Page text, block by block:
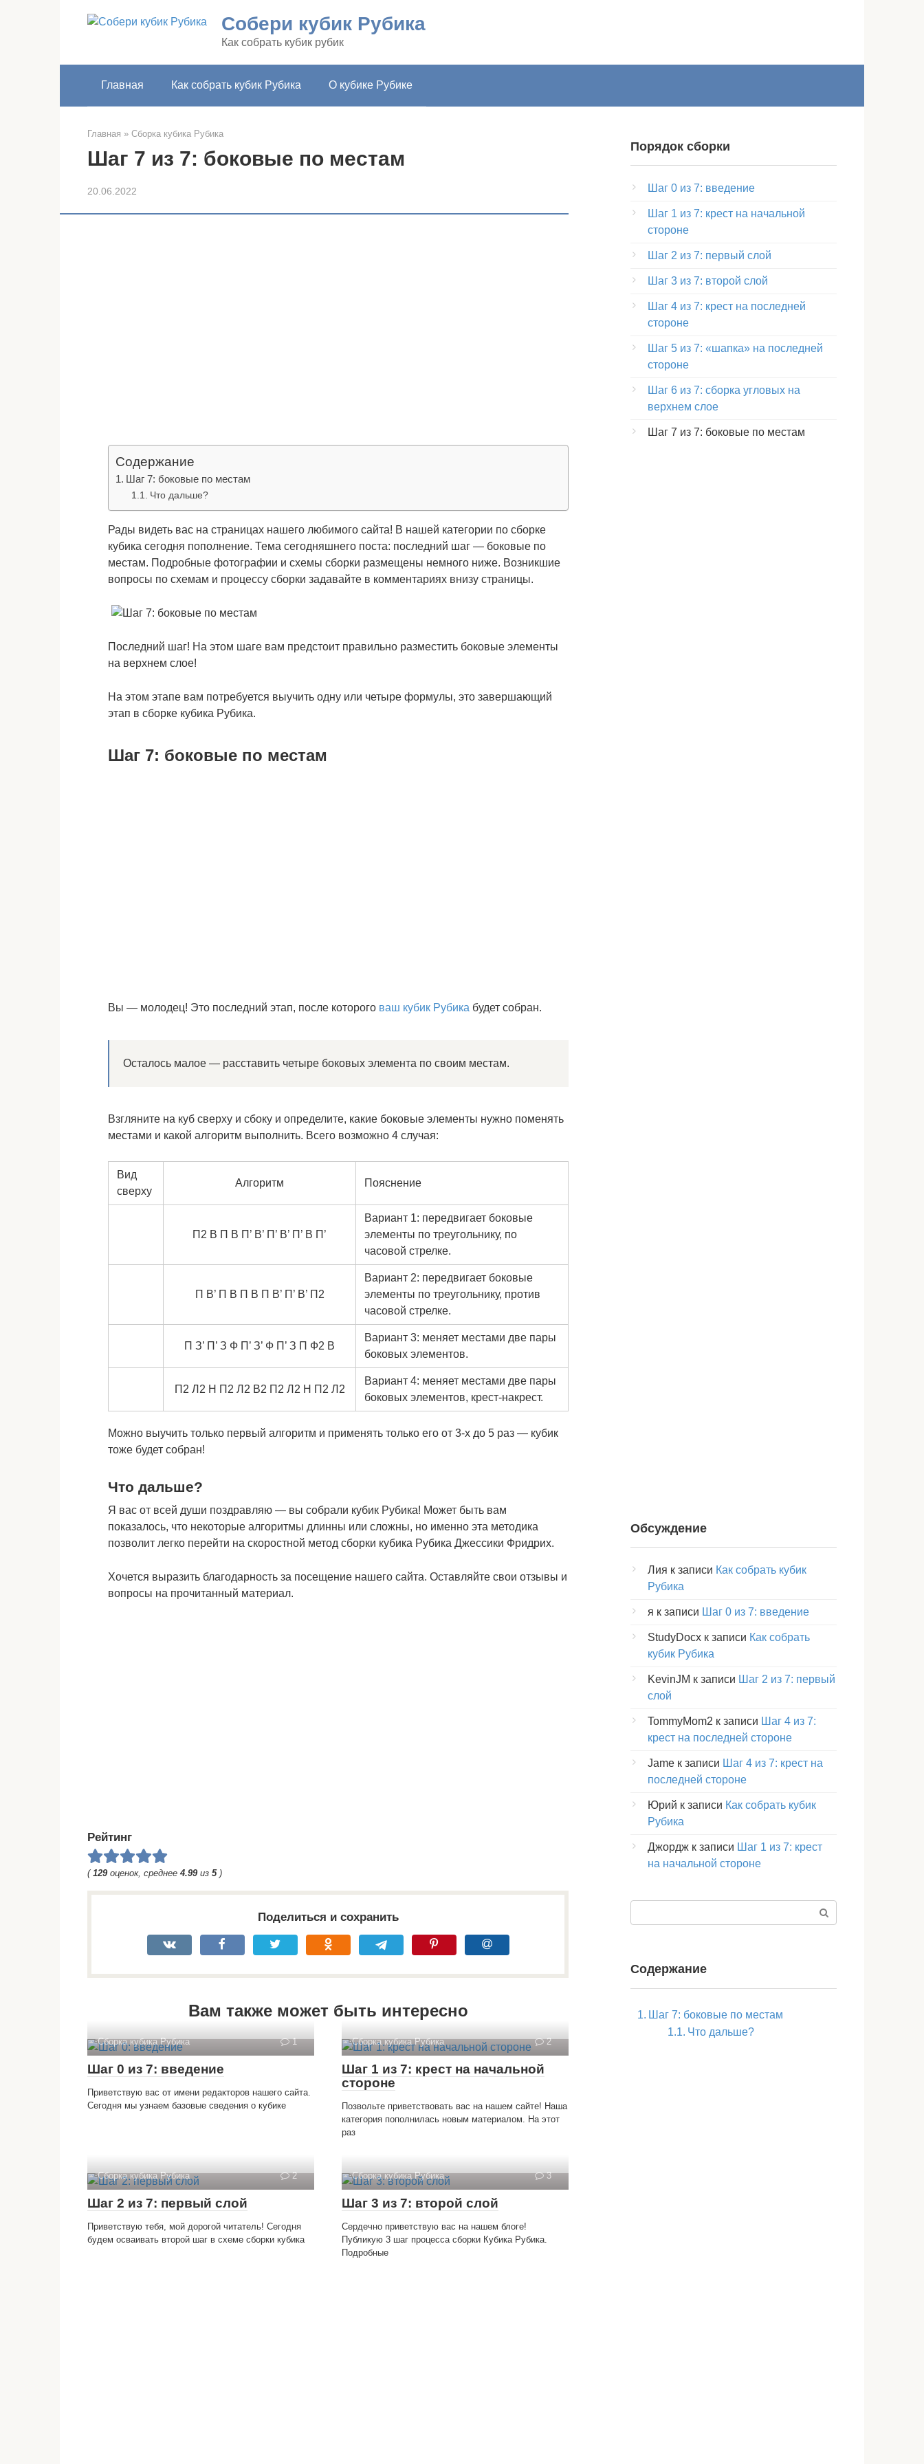
Собери кубик Рубика
Как собрать кубик рубик
Главная Как собрать кубик Рубика О кубике Рубике
Главная » Сборка кубика Рубика
Шаг 7 из 7: боковые по местам
20.06.2022
Содержание
Шаг 7: боковые по местам
Что дальше?
Рады видеть вас на страницах нашего любимого сайта! В нашей категории по сборке
кубика сегодня пополнение. Тема сегодняшнего поста: последний шаг — боковые по
местам. Подробные фотографии и схемы сборки размещены немного ниже. Возникшие
вопросы по схемам и процессу сборки задавайте в комментариях внизу страницы.
Последний шаг! На этом шаге вам предстоит правильно разместить боковые элементы
на верхнем слое!
На этом этапе вам потребуется выучить одну или четыре формулы, это завершающий
этап в сборке кубика Рубика.
Шаг 7: боковые по местам
Вы — молодец! Это последний этап, после которого ваш кубик Рубика будет собран.
Осталось малое — расставить четыре боковых элемента по своим местам.
Взгляните на куб сверху и сбоку и определите, какие боковые элементы нужно поменять
местами и какой алгоритм выполнить. Всего возможно 4 случая:
Вид
сверху
Алгоритм Пояснение
П2 В П В П’ В’ П’ В’ П’ В П’
Вариант 1: передвигает боковые
элементы по треугольнику, по
часовой стрелке.
П В’ П В П В П В’ П’ В’ П2
Вариант 2: передвигает боковые
элементы по треугольнику, против
часовой стрелке.
П З’ П’ З Ф П’ З’ Ф П’ З П Ф2 В
Вариант 3: меняет местами две пары
боковых элементов.
П2 Л2 Н П2 Л2 В2 П2 Л2 Н П2 Л2
Вариант 4: меняет местами две пары
боковых элементов, крест-накрест.
Можно выучить только первый алгоритм и применять только его от 3-х до 5 раз — кубик
тоже будет собран!
Что дальше?
Я вас от всей души поздравляю — вы собрали кубик Рубика! Может быть вам
показалось, что некоторые алгоритмы длинны или сложны, но именно эта методика
позволит легко перейти на скоростной метод сборки кубика Рубика Джессики Фридрих.
Хочется выразить благодарность за посещение нашего сайта. Оставляйте свои отзывы и
вопросы на прочитанный материал.
Рейтинг
( 129оценок, среднее 4.99из 5)
Поделиться и сохранить
Вам также может быть интересно
Сборка кубика Рубика 1
Шаг 0 из 7: введение
Приветствую вас от имени редакторов нашего сайта.
Сегодня мы узнаем базовые сведения о кубике
Сборка кубика Рубика 2
Шаг 1 из 7: крест на начальной
стороне
Позвольте приветствовать вас на нашем сайте! Наша
категория пополнилась новым материалом. На этот
раз
Сборка кубика Рубика 2
Шаг 2 из 7: первый слой
Приветствую тебя, мой дорогой читатель! Сегодня
будем осваивать второй шаг в схеме сборки кубика
Сборка кубика Рубика 3
Шаг 3 из 7: второй слой
Сердечно приветствую вас на нашем блоге!
Публикую 3 шаг процесса сборки Кубика Рубика.
Подробные
Порядок сборки
Шаг 0 из 7: введение
Шаг 1 из 7: крест на начальной
стороне
Шаг 2 из 7: первый слой
Шаг 3 из 7: второй слой
Шаг 4 из 7: крест на последней
стороне
Шаг 5 из 7: «шапка» на последней
стороне
Шаг 6 из 7: сборка угловых на
верхнем слое
Шаг 7 из 7: боковые по местам
Обсуждение
Лия к записи Как собрать кубик
Рубика
я к записи Шаг 0 из 7: введение
StudyDocx к записи Как собрать
кубик Рубика
KevinJM к записи Шаг 2 из 7: первый
слой
TommyMom2 к записи Шаг 4 из 7:
крест на последней стороне
Jame к записи Шаг 4 из 7: крест на
последней стороне
Юрий к записи Как собрать кубик
Рубика
Джордж к записи Шаг 1 из 7: крест
на начальной стороне
Содержание
Шаг 7: боковые по местам
Что дальше?